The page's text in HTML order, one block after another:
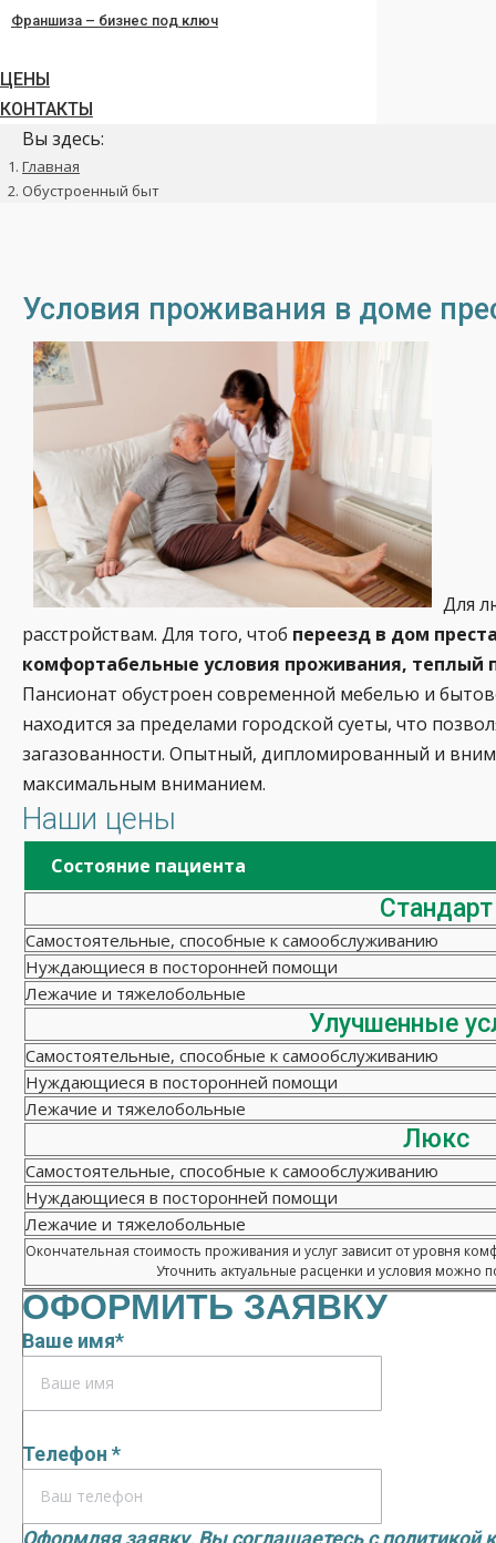
Франшиза – бизнес под ключ
ЦЕНЫ
КОНТАКТЫ
Вы здесь:
Главная
Обустроенный быт
Условия проживания в доме
Для
расстройствам. Для того, чтоб переезд в дом
комфортабельные условия проживания, теплый
Пансионат обустроен современной мебелью и
находится за пределами городской суеты, что
загазованности. Опытный, дипломированный и
максимальным вниманием.
Наши цены
Состояние пациента
Стандарт
Самостоятельные, способные к самообслуживанию
Нуждающиеся в посторонней помощи
Лежачие и тяжелобольные
Улучшенные
Самостоятельные, способные к самообслуживанию
Нуждающиеся в посторонней помощи
Лежачие и тяжелобольные
Люкс
Самостоятельные, способные к самообслуживанию
Нуждающиеся в посторонней помощи
Лежачие и тяжелобольные
Окончательная стоимость проживания и услуг зависит от уровня
Уточнить актуальные расценки и условия можно
ОФОРМИТЬ ЗАЯВКУ
Ваше имя*
Телефон *
Оформляя заявку, Вы соглашаетесь сполитикой